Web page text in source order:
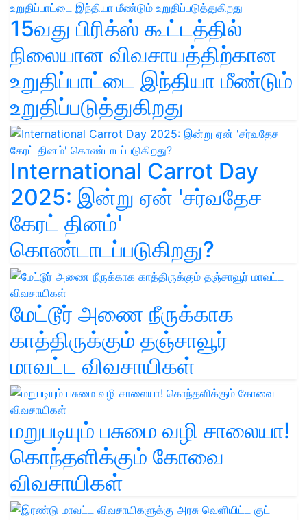
15வது பிரிக்ஸ் கூட்டத்தில்
நிலையான விவசாயத்திற்கான
உறுதிப்பாட்டை இந்தியா மீண்டும்
உறுதிப்படுத்துகிறது
International Carrot Day
2025: இன்று ஏன் 'சர்வதேச
கேரட் தினம்'
கொண்டாடப்படுகிறது?
மேட்டூர் அணை நீருக்காக
காத்திருக்கும் தஞ்சாவூர்
மாவட்ட விவசாயிகள்
மறுபடியும் பசுமை வழி சாலையா!
கொந்தளிக்கும் கோவை
விவசாயிகள்